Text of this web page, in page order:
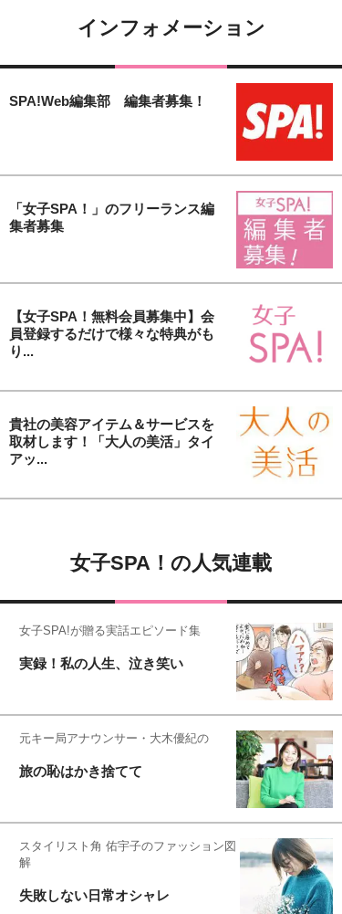
インフォメーション
SPA!Web編集部 編集者募集！
「女子SPA！」のフリーランス編
集者募集
【女子SPA！無料会員募集中】会
員登録するだけで様々な特典がも
り...
貴社の美容アイテム＆サービスを
取材します！「大人の美活」タイ
アッ...
女子SPA！の人気連載
女子SPA!が贈る実話エピソード集
実録！私の人生、泣き笑い
元キー局アナウンサー・大木優紀の
旅の恥はかき捨てて
スタイリスト角 佑宇子のファッション図
解
失敗しない日常オシャレ